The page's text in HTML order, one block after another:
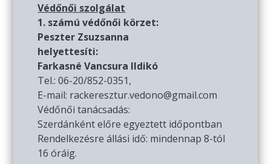
Védőnői szolgálat
1. számú védőnői körzet:
Peszter Zsuzsanna
helyettesíti:
Farkasné Vancsura Ildikó
Tel.: 06-20/852-0351,
E-mail: rackeresztur.vedono@gmail.com
Védőnői tanácsadás:
Szerdánként előre egyeztett időpontban
Rendelkezésre állási idő: mindennap 8-tól
16 óráig.